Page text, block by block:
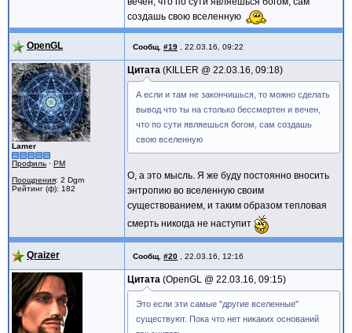
создашь свою вселенную
OpenGL Сообщ. #19 22.03.16, 09:22
Lamer
Профиль · PM
Поощрения: 2 Dgm
Рейтинг (ф): 182
Цитата KILLER @ 22.03.16, 09:18
А если и там не закончишься, то можно сделать
вывод что ты на столько бессмертен и вечен,
что по сути являешься богом, сам создашь
свою вселенную
О, а это мысль. Я же буду постоянно вносить
энтропию во вселенную своим
существованием, и таким образом тепловая
смерть никогда не наступит
Qraizer Сообщ. #20 22.03.16, 12:16
Цитата OpenGL @ 22.03.16, 09:15
Это если эти самые "другие вселенные"
существуют. Пока что нет никаких оснований